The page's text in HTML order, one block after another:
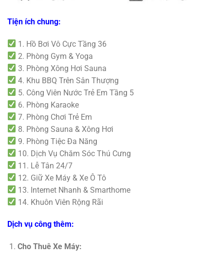
Tiện ích chung:
1. Hồ Bơi Vô Cực Tầng 36
2. Phòng Gym & Yoga
3. Phòng Xông Hơi Sauna
4. Khu BBQ Trên Sân Thượng
5. Công Viên Nước Trẻ Em Tầng 5
6. Phòng Karaoke
7. Phòng Chơi Trẻ Em
8. Phòng Sauna & Xông Hơi
9. Phòng Tiệc Đa Năng
10. Dịch Vụ Chăm Sóc Thú Cưng
11. Lễ Tân 24/7
12. Giữ Xe Máy & Xe Ô Tô
13. Internet Nhanh & Smarthome
14. Khuôn Viên Rộng Rãi
Dịch vụ công thêm:
Cho Thuê Xe Máy: